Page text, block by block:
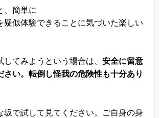
、簡単に
疑似体験できることに気づいた楽しい
してみようという場合は、 安全に留意
さい。転倒し怪我の危険性も十分あり
坂で試して見てください。ご自身の身